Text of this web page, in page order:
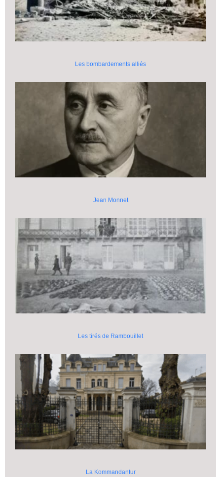
Les bombardements alliés
Jean Monnet
Les tirés de Rambouillet
La Kommandantur